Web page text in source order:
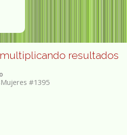
resultados
#1395